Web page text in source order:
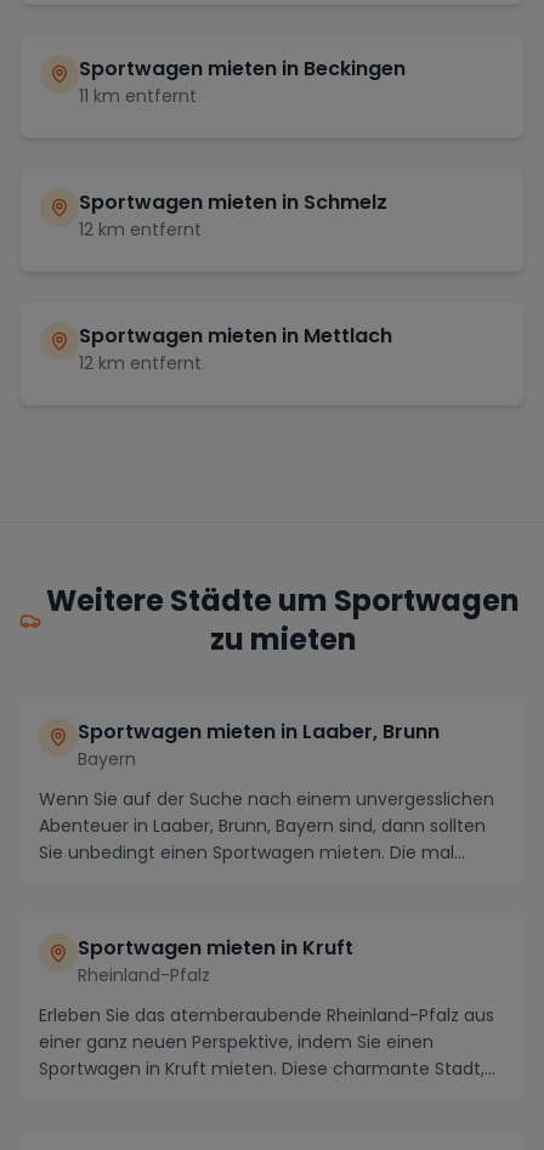
Sportwagen mieten in Beckingen
11 km entfernt
Sportwagen mieten in Schmelz
12 km entfernt
Sportwagen mieten in Mettlach
12 km entfernt
Weitere Städte um Sportwagen
zu mieten
Sportwagen mieten in Laaber, Brunn
Bayern
Wenn Sie auf der Suche nach einem unvergesslichen
Abenteuer in Laaber, Brunn, Bayern sind, dann sollten
Sie unbedingt einen Sportwagen mieten. Die mal...
Sportwagen mieten in Kruft
Rheinland-Pfalz
Erleben Sie das atemberaubende Rheinland-Pfalz aus
einer ganz neuen Perspektive, indem Sie einen
Sportwagen in Kruft mieten. Diese charmante Stadt,